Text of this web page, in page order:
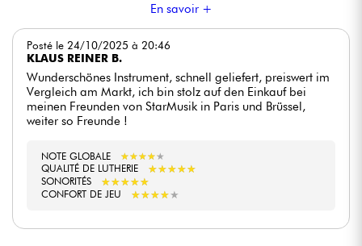
En savoir +
Posté le 24/10/2025 à 20:46
KLAUS REINER B.
Wunderschönes Instrument, schnell geliefert, preiswert im
Vergleich am Markt, ich bin stolz auf den Einkauf bei
meinen Freunden von StarMusik in Paris und Brüssel,
weiter so Freunde !
NOTE GLOBALE ★★★★★
★★★★★
QUALITÉ DE LUTHERIE
★★★★★
★★★★★
SONORITÉS ★★★★★
★★★★★
CONFORT DE JEU ★★★★★
★★★★★